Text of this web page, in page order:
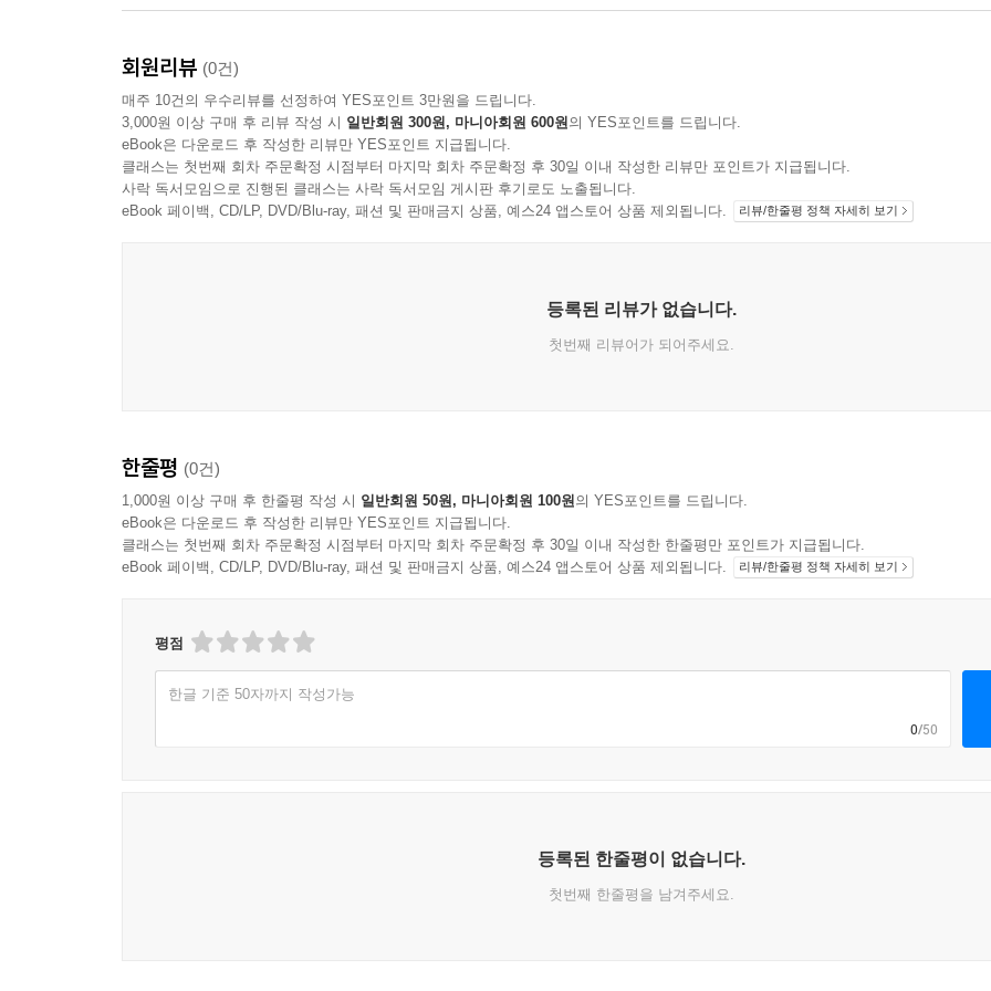
회원리뷰 (0건)
매주 10건의 우수리뷰를 선정하여 YES포인트 3만원을 드립니다.
3,000원 이상 구매 후 리뷰 작성 시 일반회원 300원, 마니아회원 600원의 YES포인트를 드립니다.
eBook은 다운로드 후 작성한 리뷰만 YES포인트 지급됩니다.
클래스는 첫번째 회차 주문확정 시점부터 마지막 회차 주문확정 후 30일 이내 작성한 리뷰만 포인트가 지급됩니다.
사락 독서모임으로 진행된 클래스는 사락 독서모임 게시판 후기로도 노출됩니다.
eBook 페이백, CD/LP, DVD/Blu-ray, 패션 및 판매금지 상품, 예스24 앱스토어 상품 제외됩니다.
리뷰/한줄평 정책 자세히 보기
등록된 리뷰가 없습니다.
첫번째 리뷰어가 되어주세요.
한줄평 (0건)
1,000원 이상 구매 후 한줄평 작성 시 일반회원 50원, 마니아회원 100원의 YES포인트를 드립니다.
eBook은 다운로드 후 작성한 리뷰만 YES포인트 지급됩니다.
클래스는 첫번째 회차 주문확정 시점부터 마지막 회차 주문확정 후 30일 이내 작성한 한줄평만 포인트가 지급됩니다.
eBook 페이백, CD/LP, DVD/Blu-ray, 패션 및 판매금지 상품, 예스24 앱스토어 상품 제외됩니다.
리뷰/한줄평 정책 자세히 보기
평점
한글 기준 50자까지 작성가능
0/50
등록된 한줄평이 없습니다.
첫번째 한줄평을 남겨주세요.